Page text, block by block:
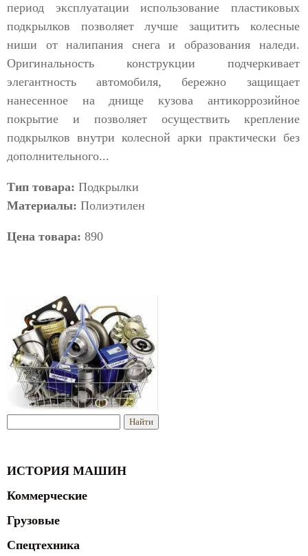
период эксплуатации использование пластиковых
подкрылков позволяет лучше защитить колесные
ниши от налипания снега и образования наледи.
Оригинальность конструкции подчеркивает
элегантность автомобиля, бережно защищает
нанесенное на днище кузова антикоррозийное
покрытие и позволяет осуществить крепление
подкрылков внутри колесной арки практически без
дополнительного...
Тип товара: Подкрылки
Материалы: Полиэтилен
Цена товара: 890
ИСТОРИЯ МАШИН
Коммерческие
Грузовые
Спецтехника